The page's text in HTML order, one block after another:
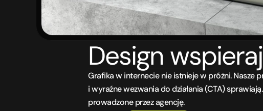
Design
Grafika w internecie nie istnieje w próżni.
i wyraźne wezwania do działania (CTA)
prowadzone przez agencję.